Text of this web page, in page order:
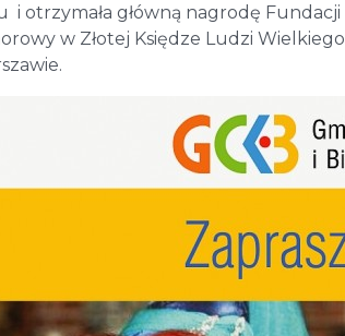
i otrzymała główną nagrodę
w Złotej Księdze Ludzi